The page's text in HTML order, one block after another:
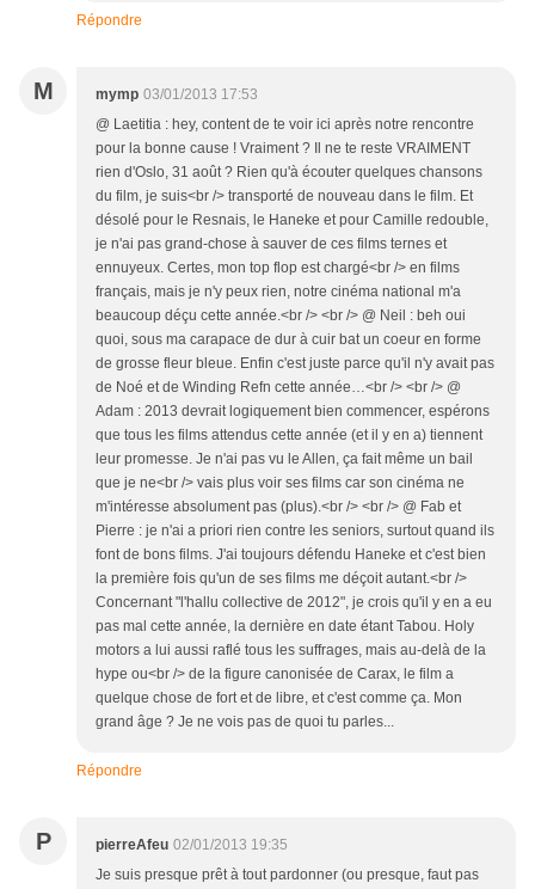
Répondre
M mymp 03/01/2013 17:53
@ Laetitia : hey, content de te voir ici après notre rencontre
pour la bonne cause ! Vraiment ? Il ne te reste VRAIMENT
rien d'Oslo, 31 août ? Rien qu'à écouter quelques chansons
du film, je suis<br /> transporté de nouveau dans le film. Et
désolé pour le Resnais, le Haneke et pour Camille redouble,
je n'ai pas grand-chose à sauver de ces films ternes et
ennuyeux. Certes, mon top flop est chargé<br /> en films
français, mais je n'y peux rien, notre cinéma national m'a
beaucoup déçu cette année.<br /> <br /> @ Neil : beh oui
quoi, sous ma carapace de dur à cuir bat un coeur en forme
de grosse fleur bleue. Enfin c'est juste parce qu'il n'y avait pas
de Noé et de Winding Refn cette année…<br /> <br /> @
Adam : 2013 devrait logiquement bien commencer, espérons
que tous les films attendus cette année (et il y en a) tiennent
leur promesse. Je n'ai pas vu le Allen, ça fait même un bail
que je ne<br /> vais plus voir ses films car son cinéma ne
m'intéresse absolument pas (plus).<br /> <br /> @ Fab et
Pierre : je n'ai a priori rien contre les seniors, surtout quand ils
font de bons films. J'ai toujours défendu Haneke et c'est bien
la première fois qu'un de ses films me déçoit autant.<br />
Concernant "l'hallu collective de 2012", je crois qu'il y en a eu
pas mal cette année, la dernière en date étant Tabou. Holy
motors a lui aussi raflé tous les suffrages, mais au-delà de la
hype ou<br /> de la figure canonisée de Carax, le film a
quelque chose de fort et de libre, et c'est comme ça. Mon
grand âge ? Je ne vois pas de quoi tu parles...
Répondre
P pierreAfeu 02/01/2013 19:35
Je suis presque prêt à tout pardonner (ou presque, faut pas